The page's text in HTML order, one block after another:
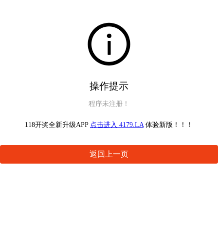
操作提示
程序未注册！
118开奖全新升级APP 点击进入 4179.LA 体验新版！！！
返回上一页